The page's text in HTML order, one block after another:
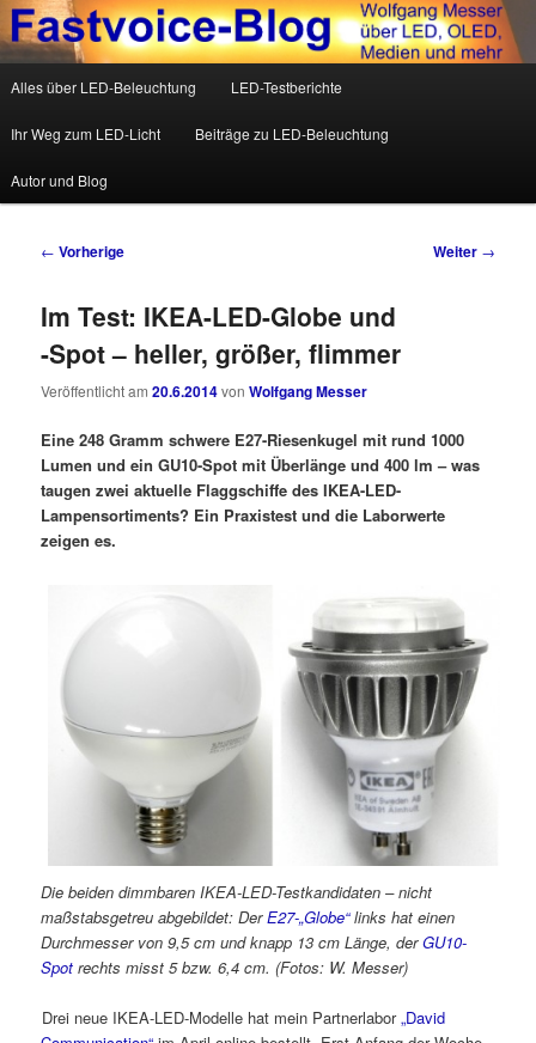
Fastvoice-Blog
Wolfgang Messer über LED, OLED, Medien und mehr
Zum Inhalt wechseln
Zum sekundären Inhalt wechseln
Alles über LED-Beleuchtung LED-Testberichte
Ihr Weg zum LED-Licht Beiträge zu LED-Beleuchtung
Autor und Blog
Beitrags-Navigation
← Vorherige Weiter →
Im Test: IKEA-LED-Globe und
-Spot – heller, größer, flimmer
Veröffentlicht am20.6.2014vonWolfgang Messer
Eine 248 Gramm schwere E27-Riesenkugel mit rund 1000
Lumen und ein GU10-Spot mit Überlänge und 400 lm – was
taugen zwei aktuelle Flaggschiffe des IKEA-LED-
Lampensortiments? Ein Praxistest und die Laborwerte
zeigen es.
Die beiden dimmbaren IKEA-LED-Testkandidaten – nicht
maßstabsgetreu abgebildet: DerE27-„Globe“links hat einen
Durchmesser von 9,5 cm und knapp 13 cm Länge, derGU10-
Spot rechts misst 5 bzw. 6,4 cm. (Fotos: W. Messer)
Drei neue IKEA-LED-Modelle hat mein Partnerlabor„David